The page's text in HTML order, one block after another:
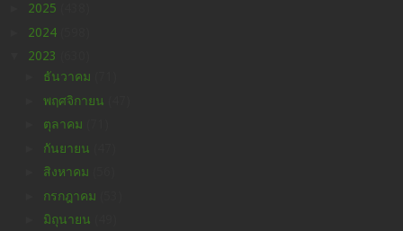
2025
2024
2023
ธันวาคม
พฤศจิกายน
ตุลาคม
กันยายน
สิงหาคม
กรกฎาคม
มิถุนายน